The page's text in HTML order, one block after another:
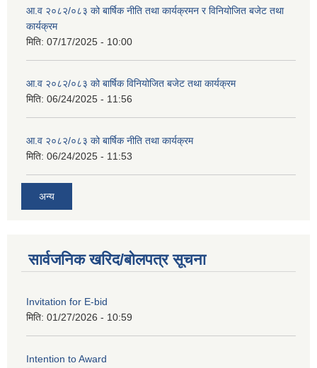
आ.व २०८२/०८३ को बार्षिक नीति तथा कार्यक्रमन र विनियोजित बजेट तथा
कार्यक्रम
मिति: 07/17/2025 - 10:00
आ.व २०८२/०८३ को बार्षिक विनियोजित बजेट तथा कार्यक्रम
मिति: 06/24/2025 - 11:56
आ.व २०८२/०८३ को बार्षिक नीति तथा कार्यक्रम
मिति: 06/24/2025 - 11:53
अन्य
सार्वजनिक खरिद/बोलपत्र सूचना
Invitation for E-bid
मिति: 01/27/2026 - 10:59
Intention to Award